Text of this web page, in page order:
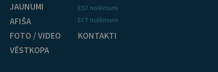
JAUNUMI
AFIŠA
FOTO / VIDEO
VĒSTKOPA
EST nolēmumi
ECT nolēmumi
KONTAKTI